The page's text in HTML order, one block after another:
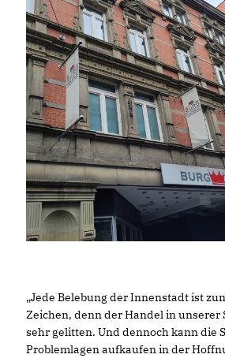
Jede Belebung der Innenstadt ist
Zeichen, denn der Handel in unserer
sehr gelitten. Und dennoch kann die
Problemlagen aufkaufen in der